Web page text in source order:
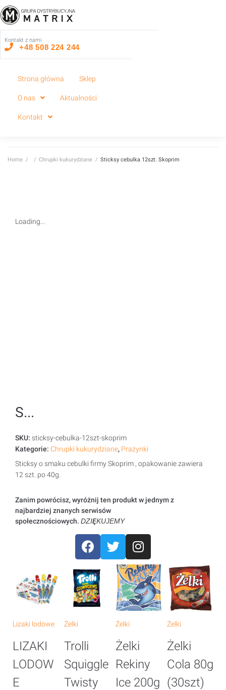
Strona główna Sklep
O nas Aktualności
Kontakt
Kontakt z nami
+48 508 224 244
Home / / Chrupki kukurydziane / Sticksy cebulka 12szt. Skoprim
Loading...
S...
SKU: sticksy-cebulka-12szt-skoprim
Kategorie: Chrupki kukurydziane, Prażynki
Sticksy o smaku cebulki firmy Skoprim , opakowanie zawiera
12 szt. po 40g.
Zanim powrócisz, wyróżnij ten produkt w jednym z
najbardziej znanych serwisów
społecznościowych. DZIĘKUJEMY
Lizaki lodowe
LIZAKI
LODOW
E
Żelki
Trolli
Squiggle
Twisty
Żelki
Żelki
Rekiny
Ice 200g
Żelki
Żelki
Cola 80g
(30szt)